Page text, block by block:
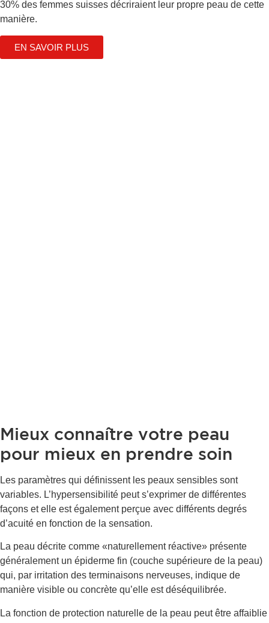
30% des femmes suisses décriraient leur propre peau de cette
manière.
EN SAVOIR PLUS
Mieux connaître votre peau
pour mieux en prendre soin
Les paramètres qui définissent les peaux sensibles sont
variables. L’hypersensibilité peut s’exprimer de différentes
façons et elle est également perçue avec différents degrés
d’acuité en fonction de la sensation.
La peau décrite comme «naturellement réactive» présente
généralement un épiderme fin (couche supérieure de la peau)
qui, par irritation des terminaisons nerveuses, indique de
manière visible ou concrète qu’elle est déséquilibrée.
La fonction de protection naturelle de la peau peut être affaiblie